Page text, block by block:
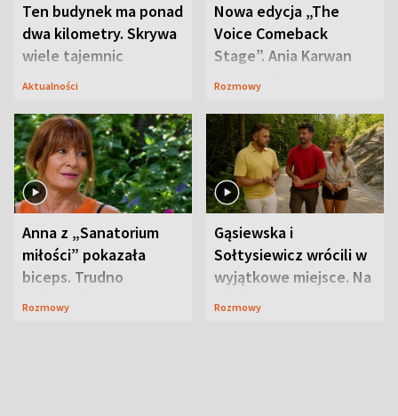
Ten budynek ma ponad
dwa kilometry. Skrywa
wiele tajemnic
Aktualności
Nowa edycja „The
Voice Comeback
Stage”. Ania Karwan
zapowiada
Rozmowy
Anna z „Sanatorium
miłości” pokazała
biceps. Trudno
uwierzyć, co przeszła
Rozmowy
Gąsiewska i
Sołtysiewicz wrócili w
wyjątkowe miejsce. Na
szlaku czekał
Rozmowy